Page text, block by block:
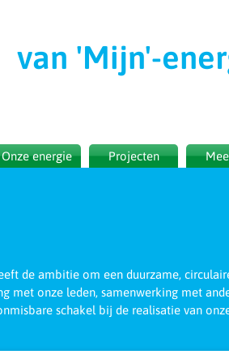
van 'Mijn'-
Onze energie Projecten
de ambitie om een duurzame,
met onze leden, samenwerking met
schakel bij de realisatie van